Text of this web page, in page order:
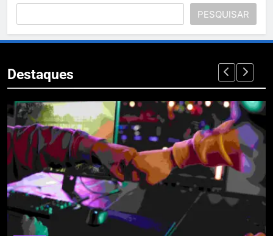
PESQUISAR
Destaques